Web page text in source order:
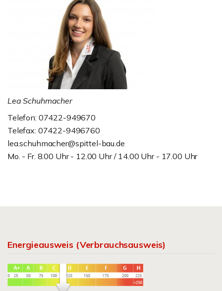
Lea Schuhmacher
Telefon: 07422-949670
Telefax: 07422-9496760
lea.schuhmacher@spittel-bau.de
Mo. - Fr. 8.00 Uhr - 12.00 Uhr / 14.00 Uhr - 17.00 Uhr
Energieausweis (Verbrauchsausweis)